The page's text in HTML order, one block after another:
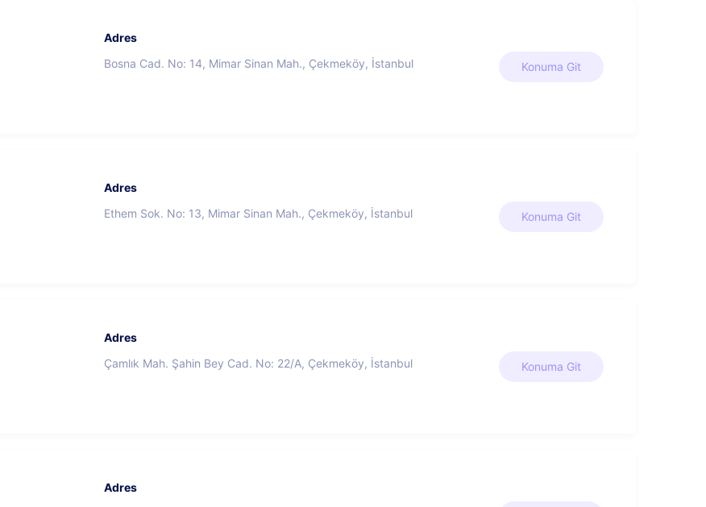
Adres
Bosna Cad. No: 14, Mimar Sinan Mah., Çekmeköy, İstanbul
Konuma Git
Adres
Ethem Sok. No: 13, Mimar Sinan Mah., Çekmeköy, İstanbul
Konuma Git
Adres
Çamlık Mah. Şahin Bey Cad. No: 22/A, Çekmeköy, İstanbul
Konuma Git
Adres